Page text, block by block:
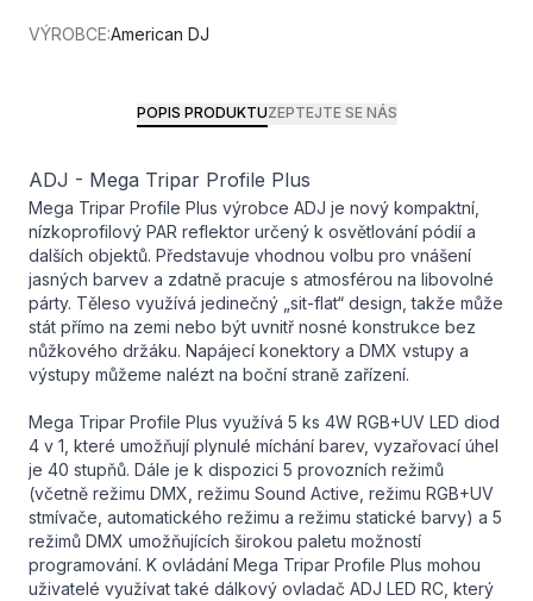
VÝROBCE:American DJ
POPIS PRODUKTUZEPTEJTE SE NÁS
ADJ - Mega Tripar Profile Plus
Mega Tripar Profile Plus výrobce ADJ je nový kompaktní,
nízkoprofilový PAR reflektor určený k osvětlování pódií a
dalších objektů. Představuje vhodnou volbu pro vnášení
jasných barvev a zdatně pracuje s atmosférou na libovolné
párty. Těleso využívá jedinečný „sit-flat“ design, takže může
stát přímo na zemi nebo být uvnitř nosné konstrukce bez
nůžkového držáku. Napájecí konektory a DMX vstupy a
výstupy můžeme nalézt na boční straně zařízení.
Mega Tripar Profile Plus využívá 5 ks 4W RGB+UV LED diod
4 v 1, které umožňují plynulé míchání barev, vyzařovací úhel
je 40 stupňů. Dále je k dispozici 5 provozních režimů
(včetně režimu DMX, režimu Sound Active, režimu RGB+UV
stmívače, automatického režimu a režimu statické barvy) a 5
režimů DMX umožňujících širokou paletu možností
programování. K ovládání Mega Tripar Profile Plus mohou
uživatelé využívat také dálkový ovladač ADJ LED RC, který